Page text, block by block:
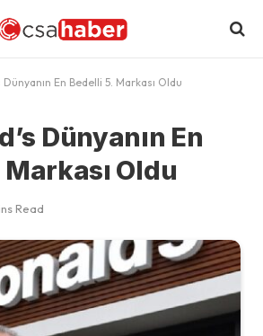
Dünyanın En Bedelli 5. Markası Oldu
Dünyanın En
Oldu
Read